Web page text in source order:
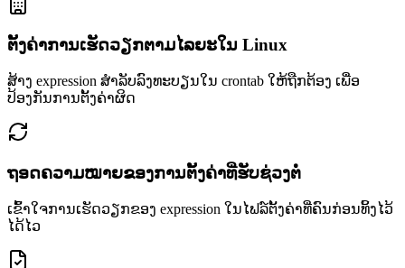
ຕັ້ງຄ່າການເຮັດວຽກຕາມໄລຍະໃນ Linux
ສ້າງ expression ສຳລັບລົງທະບຽນໃນ crontab ໃຫ້ຖືກຕ້ອງ ເພື່ອ
ປ້ອງກັນການຕັ້ງຄ່າຜິດ
ຖອດຄວາມໝາຍຂອງການຕັ້ງຄ່າທີ່ຮັບຊ່ວງຕໍ່
ເຂົ້າໃຈການເຮັດວຽກຂອງ expression ໃນໄຟລ໌ຕັ້ງຄ່າທີ່ຄົນກ່ອນທິ້ງໄວ້
ໄດ້ໄວ